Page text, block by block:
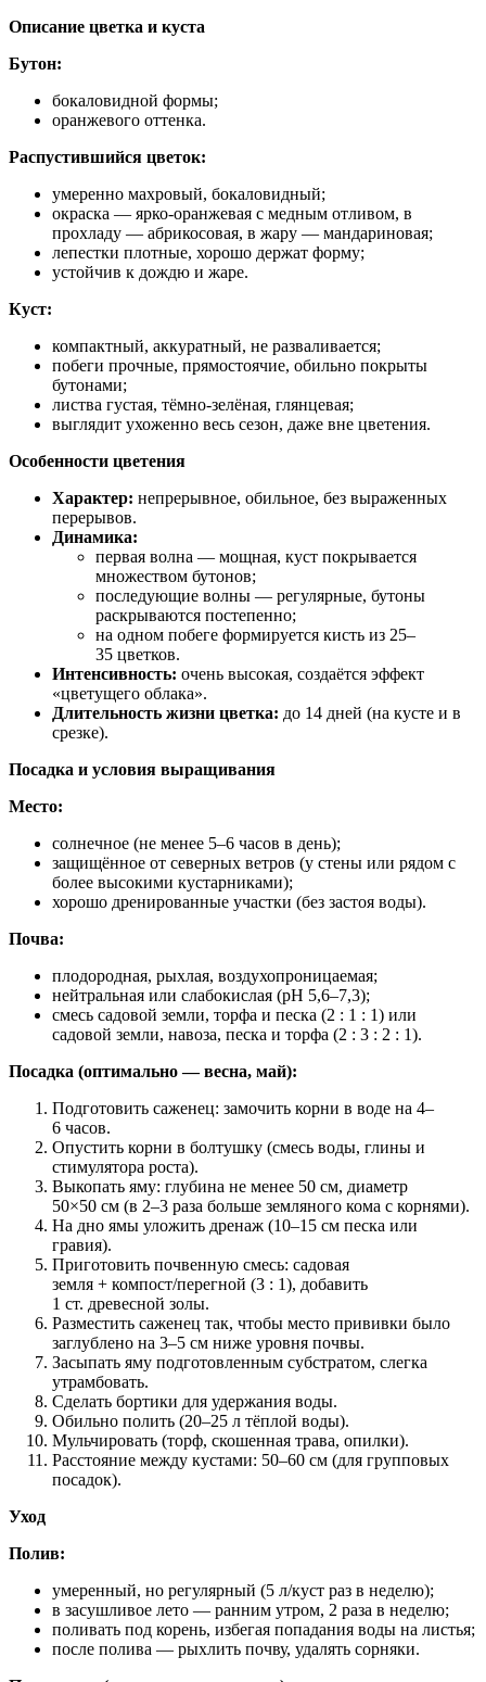
Описание цветка и куста
Бутон:
бокаловидной формы;
оранжевого оттенка.
Распустившийся цветок:
умеренно махровый, бокаловидный;
окраска — ярко‑оранжевая с медным отливом, в
прохладу — абрикосовая, в жару — мандариновая;
лепестки плотные, хорошо держат форму;
устойчив к дождю и жаре.
Куст:
компактный, аккуратный, не разваливается;
побеги прочные, прямостоячие, обильно покрыты
бутонами;
листва густая, тёмно‑зелёная, глянцевая;
выглядит ухоженно весь сезон, даже вне цветения.
Особенности цветения
Характер: непрерывное, обильное, без выраженных
перерывов.
Динамика:
первая волна — мощная, куст покрывается
множеством бутонов;
последующие волны — регулярные, бутоны
раскрываются постепенно;
на одном побеге формируется кисть из 25–
35 цветков.
Интенсивность: очень высокая, создаётся эффект
«цветущего облака».
Длительность жизни цветка: до 14 дней (на кусте и в
срезке).
Посадка и условия выращивания
Место:
солнечное (не менее 5–6 часов в день);
защищённое от северных ветров (у стены или рядом с
более высокими кустарниками);
хорошо дренированные участки (без застоя воды).
Почва:
плодородная, рыхлая, воздухопроницаемая;
нейтральная или слабокислая (pH 5,6–7,3);
смесь садовой земли, торфа и песка (2 : 1 : 1) или
садовой земли, навоза, песка и торфа (2 : 3 : 2 : 1).
Посадка (оптимально — весна, май):
Подготовить саженец: замочить корни в воде на 4–
6 часов.
Опустить корни в болтушку (смесь воды, глины и
стимулятора роста).
Выкопать яму: глубина не менее 50 см, диаметр
50×50 см (в 2–3 раза больше земляного кома с корнями).
На дно ямы уложить дренаж (10–15 см песка или
гравия).
Приготовить почвенную смесь: садовая
земля + компост/перегной (3 : 1), добавить
1 ст. древесной золы.
Разместить саженец так, чтобы место прививки было
заглублено на 3–5 см ниже уровня почвы.
Засыпать яму подготовленным субстратом, слегка
утрамбовать.
Сделать бортики для удержания воды.
Обильно полить (20–25 л тёплой воды).
Мульчировать (торф, скошенная трава, опилки).
Расстояние между кустами: 50–60 см (для групповых
посадок).
Уход
Полив:
умеренный, но регулярный (5 л/куст раз в неделю);
в засушливое лето — ранним утром, 2 раза в неделю;
поливать под корень, избегая попадания воды на листья;
после полива — рыхлить почву, удалять сорняки.